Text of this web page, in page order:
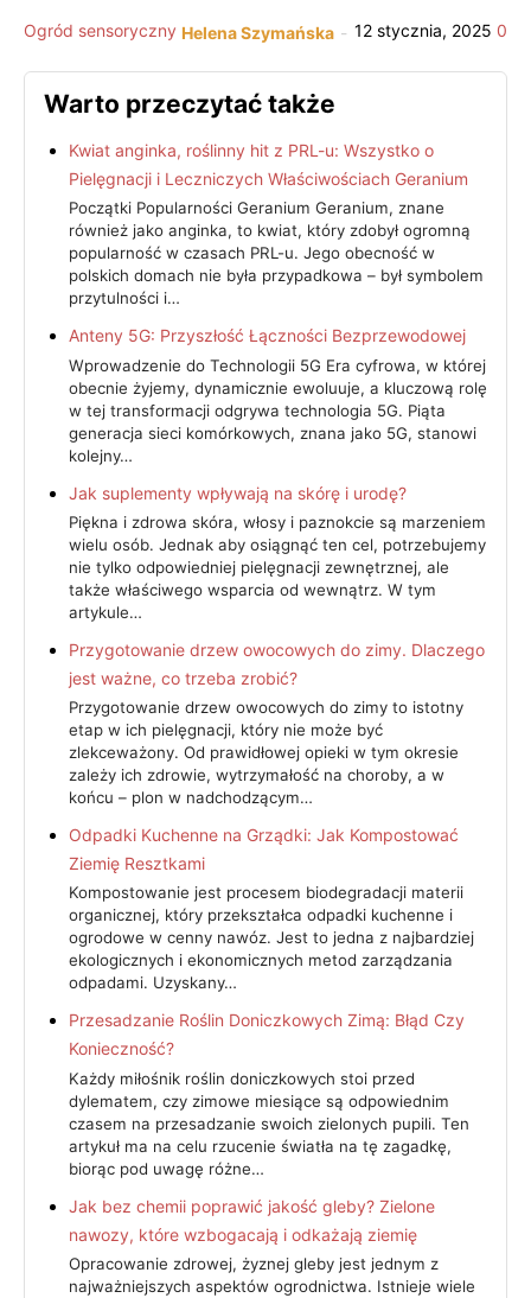
Ogród sensoryczny Helena Szymańska - 12 stycznia, 2025 0
Warto przeczytać także
Kwiat anginka, roślinny hit z PRL-u: Wszystko o
Pielęgnacji i Leczniczych Właściwościach Geranium
Początki Popularności Geranium Geranium, znane
również jako anginka, to kwiat, który zdobył ogromną
popularność w czasach PRL-u. Jego obecność w
polskich domach nie była przypadkowa – był symbolem
przytulności i…
Anteny 5G: Przyszłość Łączności Bezprzewodowej
Wprowadzenie do Technologii 5G Era cyfrowa, w której
obecnie żyjemy, dynamicznie ewoluuje, a kluczową rolę
w tej transformacji odgrywa technologia 5G. Piąta
generacja sieci komórkowych, znana jako 5G, stanowi
kolejny…
Jak suplementy wpływają na skórę i urodę?
Piękna i zdrowa skóra, włosy i paznokcie są marzeniem
wielu osób. Jednak aby osiągnąć ten cel, potrzebujemy
nie tylko odpowiedniej pielęgnacji zewnętrznej, ale
także właściwego wsparcia od wewnątrz. W tym
artykule…
Przygotowanie drzew owocowych do zimy. Dlaczego
jest ważne, co trzeba zrobić?
Przygotowanie drzew owocowych do zimy to istotny
etap w ich pielęgnacji, który nie może być
zlekceważony. Od prawidłowej opieki w tym okresie
zależy ich zdrowie, wytrzymałość na choroby, a w
końcu – plon w nadchodzącym…
Odpadki Kuchenne na Grządki: Jak Kompostować
Ziemię Resztkami
Kompostowanie jest procesem biodegradacji materii
organicznej, który przekształca odpadki kuchenne i
ogrodowe w cenny nawóz. Jest to jedna z najbardziej
ekologicznych i ekonomicznych metod zarządzania
odpadami. Uzyskany…
Przesadzanie Roślin Doniczkowych Zimą: Błąd Czy
Konieczność?
Każdy miłośnik roślin doniczkowych stoi przed
dylematem, czy zimowe miesiące są odpowiednim
czasem na przesadzanie swoich zielonych pupili. Ten
artykuł ma na celu rzucenie światła na tę zagadkę,
biorąc pod uwagę różne…
Jak bez chemii poprawić jakość gleby? Zielone
nawozy, które wzbogacają i odkażają ziemię
Opracowanie zdrowej, żyznej gleby jest jednym z
najważniejszych aspektów ogrodnictwa. Istnieje wiele